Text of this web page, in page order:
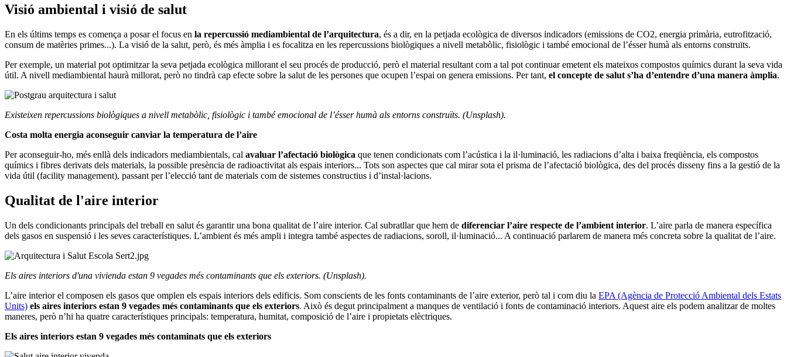
Visió ambiental i visió de salut
En els últims temps es comença a posar el focus en la repercussió mediambiental de l’arquitectura, és a dir, en la petjada ecològica de diversos indicadors (emissions de CO2, energia primària, eutrofització,
consum de matèries primes...). La visió de la salut, però, és més àmplia i es focalitza en les repercussions biològiques a nivell metabòlic, fisiològic i també emocional de l’ésser humà als entorns construïts.
Per exemple, un material pot optimitzar la seva petjada ecològica millorant el seu procés de producció, però el material resultant com a tal pot continuar emetent els mateixos compostos químics durant la seva vida
útil. A nivell mediambiental haurà millorat, però no tindrà cap efecte sobre la salut de les persones que ocupen l’espai on genera emissions. Per tant, el concepte de salut s’ha d’entendre d’una manera àmplia.
Existeixen repercussions biològiques a nivell metabòlic, fisiològic i també emocional de l’ésser humà als entorns construïts. (Unsplash).
Costa molta energia aconseguir canviar la temperatura de l’aire
Per aconseguir-ho, més enllà dels indicadors mediambientals, cal avaluar l’afectació biològica que tenen condicionats com l’acústica i la il·luminació, les radiacions d’alta i baixa freqüència, els compostos
químics i fibres derivats dels materials, la possible presència de radioactivitat als espais interiors... Tots son aspectes que cal mirar sota el prisma de l’afectació biològica, des del procés disseny fins a la gestió de la
vida útil (facility management), passant per l’elecció tant de materials com de sistemes constructius i d’instal·lacions.
Qualitat de l'aire interior
Un dels condicionants principals del treball en salut és garantir una bona qualitat de l’aire interior. Cal subratllar que hem de diferenciar l’aire respecte de l’ambient interior. L’aire parla de manera específica
dels gasos en suspensió i les seves característiques. L’ambient és més ampli i integra també aspectes de radiacions, soroll, il·luminació... A continuació parlarem de manera més concreta sobre la qualitat de l’aire.
Els aires interiors d'una vivienda estan 9 vegades més contaminants que els exteriors. (Unsplash).
L’aire interior el composen els gasos que omplen els espais interiors dels edificis. Som conscients de les fonts contaminants de l’aire exterior, però tal i com diu la EPA (Agència de Protecció Ambiental dels Estats
Units) els aires interiors estan 9 vegades més contaminants que els exteriors. Això és degut principalment a manques de ventilació i fonts de contaminació interiors. Aquest aire els podem analitzar de moltes
maneres, però n’hi ha quatre característiques principals: temperatura, humitat, composició de l’aire i propietats elèctriques.
Els aires interiors estan 9 vegades més contaminats que els exteriors